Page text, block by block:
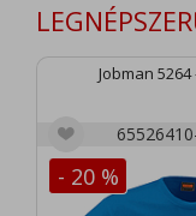
Jobman
- 20 %